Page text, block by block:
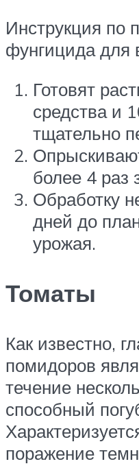
Инструкция по
фунгицида для
Готовят
средства и
тщательно
более 4 раз
Обработку
дней до
урожая.
Томаты
Как известно,
помидоров
течение
способный
поражение